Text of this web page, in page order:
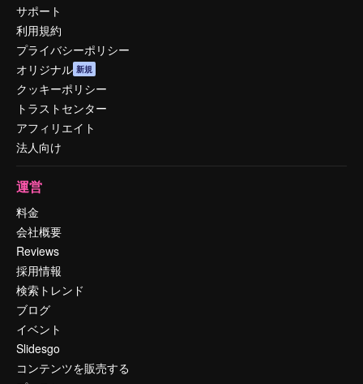
サポート
利用規約
プライバシーポリシー
オリジナル 新規
クッキーポリシー
トラストセンター
アフィリエイト
法人向け
運営
料金
会社概要
Reviews
採用情報
検索トレンド
ブログ
イベント
Slidesgo
コンテンツを販売する